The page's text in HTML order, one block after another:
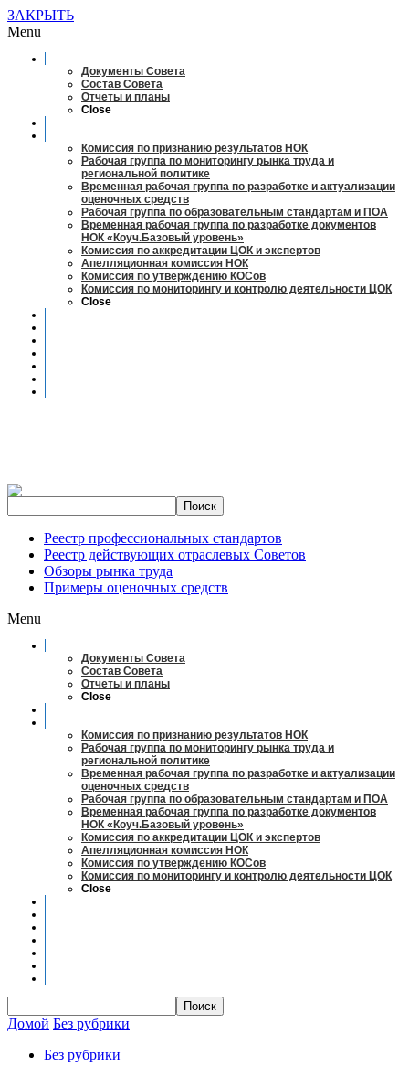
ЗАКРЫТЬ
Menu
Документы Совета
Состав Совета
Отчеты и планы
Close
Комиссия по признанию результатов НОК
Рабочая группа по мониторингу рынка труда и
региональной политике
Временная рабочая группа по разработке и актуализации
оценочных средств
Рабочая группа по образовательным стандартам и ПОА
Временная рабочая группа по разработке документов
НОК «Коуч.Базовый уровень»
Комиссия по аккредитации ЦОК и экспертов
Апелляционная комиссия НОК
Комиссия по утверждению КОСов
Комиссия по мониторингу и контролю деятельности ЦОК
Close
Реестр профессиональных стандартов
Реестр действующих отраслевых Советов
Обзоры рынка труда
Примеры оценочных средств
Menu
Документы Совета
Состав Совета
Отчеты и планы
Close
Комиссия по признанию результатов НОК
Рабочая группа по мониторингу рынка труда и
региональной политике
Временная рабочая группа по разработке и актуализации
оценочных средств
Рабочая группа по образовательным стандартам и ПОА
Временная рабочая группа по разработке документов
НОК «Коуч.Базовый уровень»
Комиссия по аккредитации ЦОК и экспертов
Апелляционная комиссия НОК
Комиссия по утверждению КОСов
Комиссия по мониторингу и контролю деятельности ЦОК
Close
Домой Без рубрики
Без рубрики